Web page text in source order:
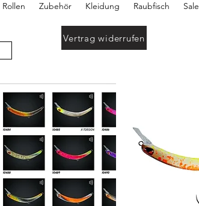
Rollen Zubehör Kleidung Raubfisch Sale
Vertrag widerrufen